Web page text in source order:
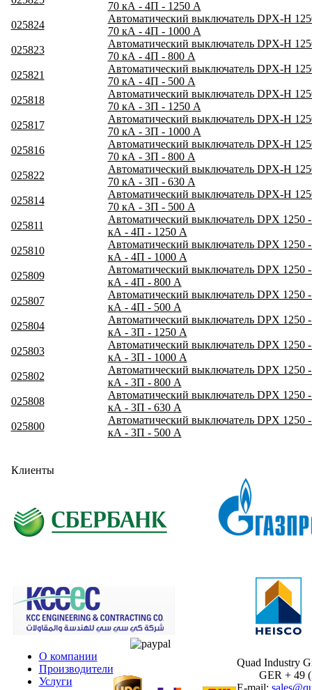
70 кА - 4П - 1250 А
025824
Автоматический выключатель DPX-H
70 кА - 4П - 1000 А
025823
Автоматический выключатель DPX-H
70 кА - 4П - 800 А
025821
Автоматический выключатель DPX-H
70 кА - 4П - 500 А
025818
Автоматический выключатель DPX-H
70 кА - 3П - 1250 А
025817
Автоматический выключатель DPX-H
70 кА - 3П - 1000 А
025816
Автоматический выключатель DPX-H
70 кА - 3П - 800 А
025822
Автоматический выключатель DPX-H
70 кА - 3П - 630 А
025814
Автоматический выключатель DPX-H
70 кА - 3П - 500 А
025811
Автоматический выключатель DPX 1250
кА - 4П - 1250 А
025810
Автоматический выключатель DPX 1250
кА - 4П - 1000 А
025809
Автоматический выключатель DPX 1250
кА - 4П - 800 А
025807
Автоматический выключатель DPX 1250
кА - 4П - 500 А
025804
Автоматический выключатель DPX 1250
кА - 3П - 1250 А
025803
Автоматический выключатель DPX 1250
кА - 3П - 1000 А
025802
Автоматический выключатель DPX 1250
кА - 3П - 800 А
025808
Автоматический выключатель DPX 1250
кА - 3П - 630 А
025800
Автоматический выключатель DPX 1250
кА - 3П - 500 А
Клиенты
О компании
Производители
Услуги
Quad Industry
GER + 49
E-mail: